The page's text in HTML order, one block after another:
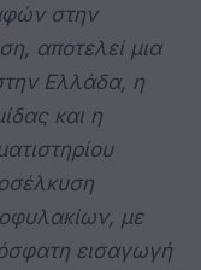
στην
αποτελεί μια
Ελλάδα, η
και η
με
εισαγωγή